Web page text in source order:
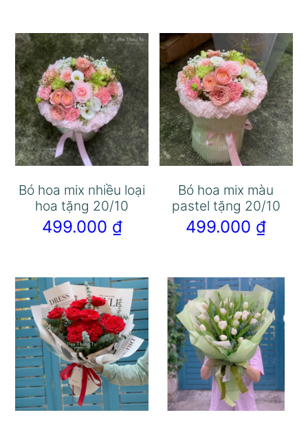
Bó hoa mix nhiều loại
hoa tặng 20/10
499.000 ₫
Bó hoa mix màu
pastel tặng 20/10
499.000 ₫